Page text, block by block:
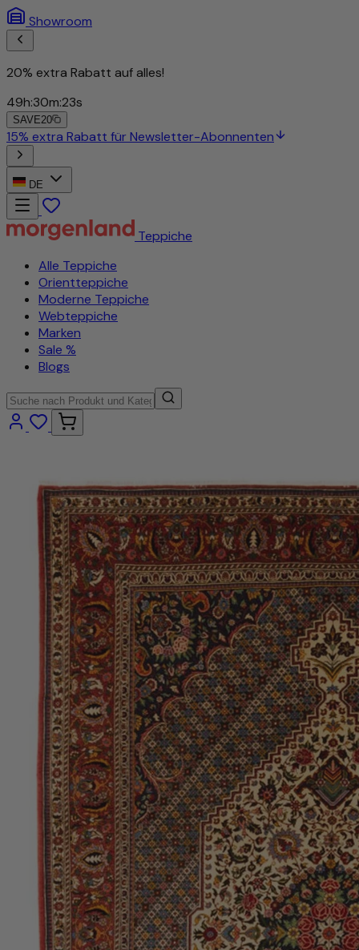
Showroom
20% extra Rabatt auf alles!
49h:30m:20s
SAVE20
DE
Teppiche
Alle Teppiche
Orientteppiche
Moderne Teppiche
Webteppiche
Marken
Sale %
Blogs